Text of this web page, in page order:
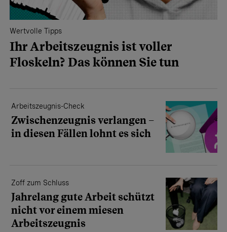
Wertvolle Tipps
Ihr Arbeits­­zeugnis ist voller
Floskeln? Das können Sie tun
Arbeitszeugnis-Check
Zwischenzeugnis verlangen –
in diesen Fällen lohnt es sich
Zoff zum Schluss
Jahrelang gute Arbeit schützt
nicht vor einem miesen
Arbeitszeugnis